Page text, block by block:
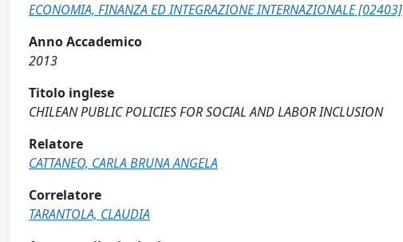
ECONOMIA, FINANZA ED INTEGRAZIONE INTERNAZIONALE [02403]
Anno Accademico
2013
Titolo inglese
CHILEAN PUBLIC POLICIES FOR SOCIAL AND LABOR INCLUSION
Relatore
CATTANEO, CARLA BRUNA ANGELA
Correlatore
TARANTOLA, CLAUDIA